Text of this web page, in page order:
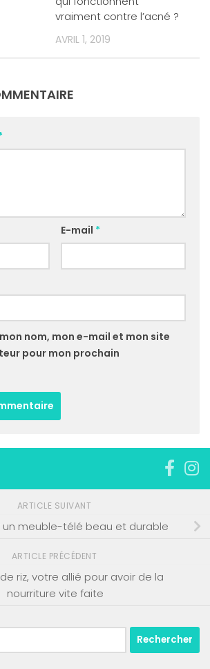
vraiment contre l’acné ?
AVRIL 1, 2019
E-mail *
nom, mon e-mail et mon site
pour mon prochain
ARTICLE SUIVANT
un meuble-télé beau et durable
ARTICLE PRÉCÉDENT
riz, votre allié pour avoir de la
nourriture vite faite